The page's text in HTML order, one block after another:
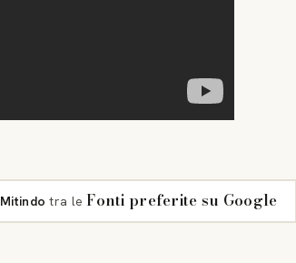
Mitindo tra le Fonti preferite su Google